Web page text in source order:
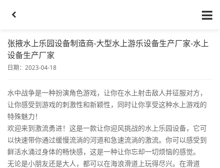
张掖水上乐园设备制造商-大型水上游乐设备生产厂家-水上
设备生产厂家
日期：2023-04-18
水中战争是一种扮演角色游戏，让你在水上射击敌人并征服对方，
让你感受到游戏的刺激性和新颖性，同时让你享受这种水上游戏的
特殊魅力！
欢迎来到激流勇进！这是一款让你迎风挑战的水上乐园设备，它可
以快速带你通过缓慢流淌的河道和急速流淌的激流。你可以感受到
鲜活水涌过身体的畅快感，这是一种让你忘却一切烦恼的感觉。
无论是小朋友还是大人，都可以在海浪滑道上玩得尽兴。在滑道